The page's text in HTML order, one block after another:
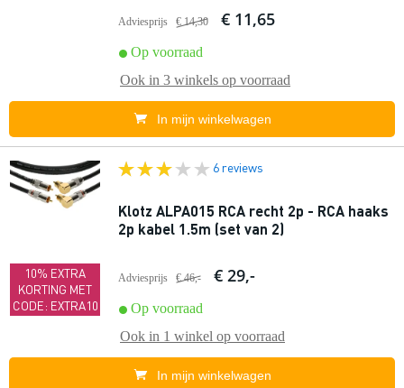
Adviesprijs € 14,30 € 11,65
Op voorraad
Ook in 3 winkels op voorraad
In mijn winkelwagen
10% EXTRA
KORTING MET
CODE: EXTRA10
6 reviews
Klotz ALPA015 RCA recht 2p - RCA haaks
2p kabel 1.5m (set van 2)
Adviesprijs € 46,- € 29,-
Op voorraad
Ook in 1 winkel op voorraad
In mijn winkelwagen